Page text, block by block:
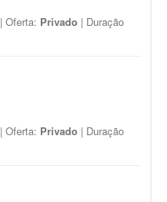
| Oferta: Privado | Duração
| Oferta: Privado | Duração